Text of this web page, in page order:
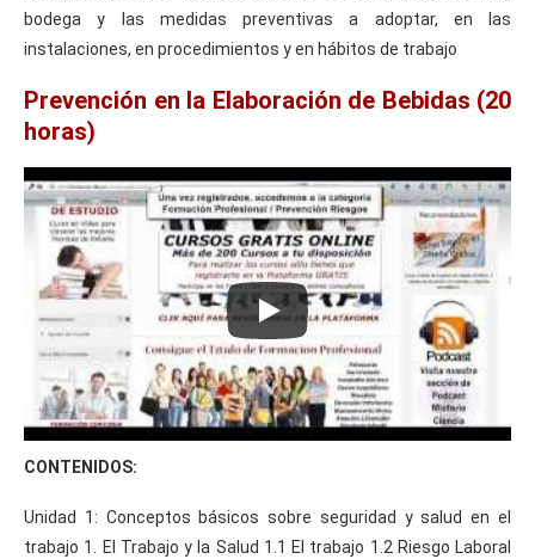
bodega y las medidas preventivas a adoptar, en las
instalaciones, en procedimientos y en hábitos de trabajo
Prevención en la Elaboración de Bebidas (20
horas)
CONTENIDOS:
Unidad 1: Conceptos básicos sobre seguridad y salud en el
trabajo 1. El Trabajo y la Salud 1.1 El trabajo 1.2 Riesgo Laboral